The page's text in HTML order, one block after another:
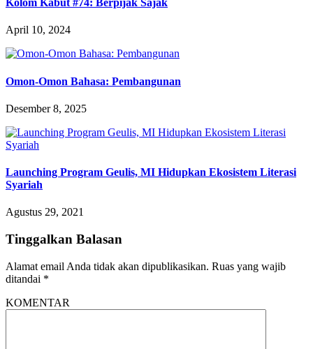
Kolom Kabut #74: Berpijak Sajak
April 10, 2024
Omon-Omon Bahasa: Pembangunan
Desember 8, 2025
Launching Program Geulis, MI Hidupkan Ekosistem Literasi
Syariah
Agustus 29, 2021
Tinggalkan Balasan
Alamat email Anda tidak akan dipublikasikan. Ruas yang wajib
ditandai *
KOMENTAR